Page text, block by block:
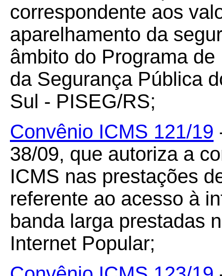
correspondente aos
aparelhamento da
âmbito do Programa
da Segurança Pública
Sul - PISEG/RS;
Convênio ICMS 121/19
38/09, que autoriza a
ICMS nas prestações
referente ao acesso à
banda larga prestadas
Internet Popular;